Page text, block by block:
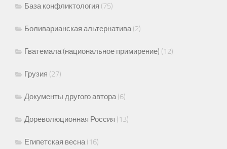
База конфликтология (75)
Боливарианская альтернатива(2)
Гватемала (национальное примирение) (12)
Грузия (27)
Документы другого автора(6)
Дореволюционная Россия (13)
Египетская весна(16)